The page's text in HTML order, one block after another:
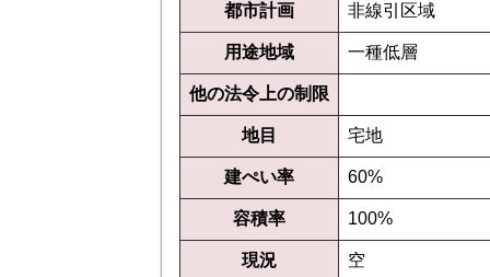
都市計画 非線引区域
用途地域 一種低層
他の法令上の制限
地目 宅地
建ぺい率 60%
容積率 100%
現況 空